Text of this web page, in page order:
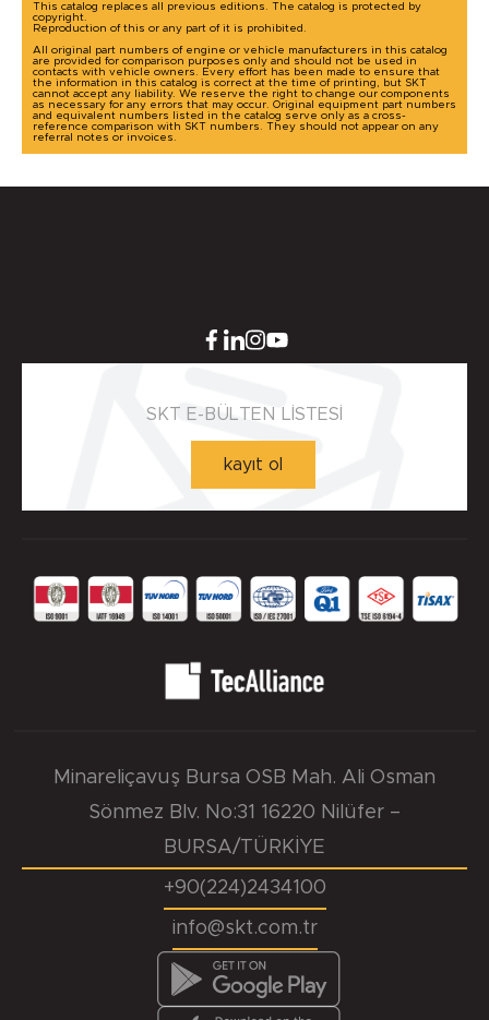
This catalog replaces all previous editions. The catalog is protected by
copyright.
Reproduction of this or any part of it is prohibited.
All original part numbers of engine or vehicle manufacturers in this catalog
are provided for comparison purposes only and should not be used in
contacts with vehicle owners. Every effort has been made to ensure that
the information in this catalog is correct at the time of printing, but SKT
cannot accept any liability. We reserve the right to change our components
as necessary for any errors that may occur. Original equipment part numbers
and equivalent numbers listed in the catalog serve only as a cross-
reference comparison with SKT numbers. They should not appear on any
referral notes or invoices.
SKT E-BÜLTEN LİSTESİ
kayıt ol
Minareliçavuş Bursa OSB Mah. Ali Osman
Sönmez Blv. No:31 16220 Nilüfer –
BURSA/TÜRKİYE
+90(224)2434100
info@skt.com.tr